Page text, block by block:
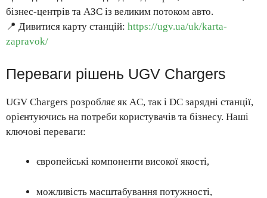
бізнес-центрів та АЗС із великим потоком авто.
📍 Дивитися карту станцій: https://ugv.ua/uk/karta-
zapravok/
Переваги рішень UGV Chargers
UGV Chargers розробляє як AC, так і DC зарядні станції,
орієнтуючись на потреби користувачів та бізнесу. Наші
ключові переваги:
європейські компоненти високої якості,
можливість масштабування потужності,